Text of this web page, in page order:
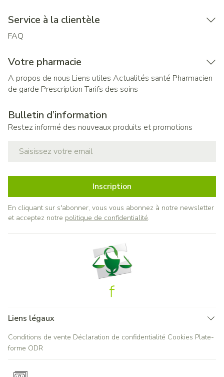
Service à la clientèle
FAQ
Votre pharmacie
A propos de nous Liens utiles Actualités santé Pharmacien
de garde Prescription Tarifs des soins
Bulletin d’information
Restez informé des nouveaux produits et promotions
Inscription
En cliquant sur s'abonner, vous vous abonnez à notre newsletter
et acceptez notre politique de confidentialité.
Liens légaux
Conditions de vente Déclaration de confidentialité Cookies Plate-
forme ODR